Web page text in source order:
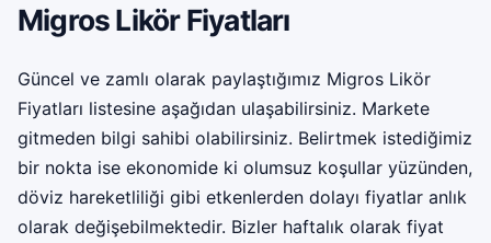
Migros Likör Fiyatları
Güncel ve zamlı olarak paylaştığımız Migros Likör
Fiyatları listesine aşağıdan ulaşabilirsiniz. Markete
gitmeden bilgi sahibi olabilirsiniz. Belirtmek istediğimiz
bir nokta ise ekonomide ki olumsuz koşullar yüzünden,
döviz hareketliliği gibi etkenlerden dolayı fiyatlar anlık
olarak değişebilmektedir. Bizler haftalık olarak fiyat